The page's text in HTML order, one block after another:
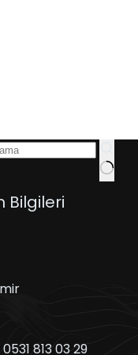
Bilgileri
0531 813 03 29